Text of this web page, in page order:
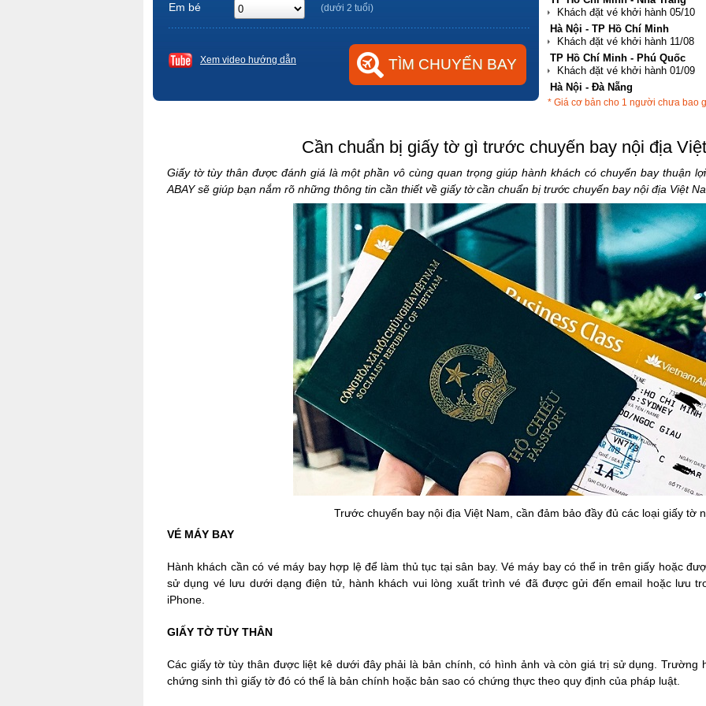
Em bé (dưới 2 tuổi)
Xem video hướng dẫn
Hà Nội - TP Hồ Chí Minh
TP Hồ Chí Minh - Phú Quốc
Hà Nội - Đà Nẵng
* Giá cơ bản cho 1 người chưa bao
Cần chuẩn bị giấy tờ gì trước chuyến bay nội địa
Giấy tờ tùy thân được đánh giá là một phần vô cùng quan trọng giúp hành khách có chuyến bay thuận
ABAY sẽ giúp bạn nắm rõ những thông tin cần thiết về giấy tờ cần chuẩn bị trước chuyến bay nội địa Việt
Trước chuyến bay nội địa Việt Nam, cần đảm bảo đầy đủ các loại giấy tờ
VÉ MÁY BAY
Hành khách cần có vé máy bay hợp lệ để làm thủ tục tại sân bay. Vé máy bay có thể in trên giấy hoặc
sử dụng vé lưu dưới dạng điện tử, hành khách vui lòng xuất trình vé đã được gửi đến email hoặc lưu
iPhone.
GIẤY TỜ TÙY THÂN
Các giấy tờ tùy thân được liệt kê dưới đây phải là bản chính, có hình ảnh và còn giá trị sử dụng. Trường
chứng sinh thì giấy tờ đó có thể là bản chính hoặc bản sao có chứng thực theo quy định của pháp luật.